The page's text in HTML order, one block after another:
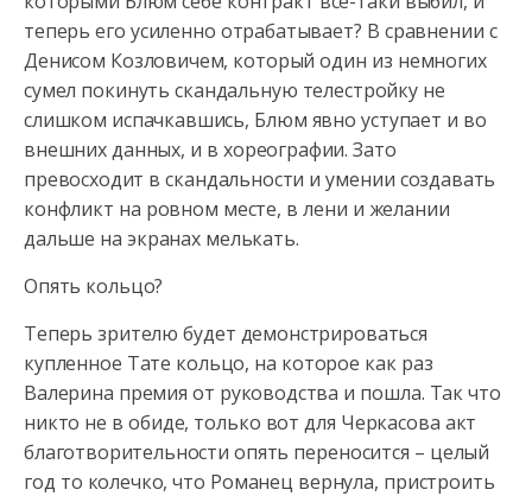
теперь его усиленно отрабатывает? В сравнении с
Денисом Козловичем, который один из немногих
сумел покинуть скандальную телестройку не
слишком испачкавшись, Блюм явно уступает и во
внешних данных, и в хореографии. Зато
превосходит в скандальности и умении создавать
конфликт на ровном месте, в лени и желании
дальше на экранах мелькать.
Опять кольцо?
Теперь зрителю будет демонстрироваться
купленное Тате кольцо, на которое как раз
Валерина премия от руководства и пошла. Так что
никто не в обиде, только вот для Черкасова акт
благотворительности опять переносится – целый
год то колечко, что Романец вернула, пристроить